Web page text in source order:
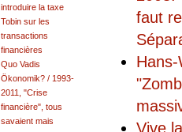
faut
Vive
introduire la taxe
Tobin sur les
transactions
financières
Quo Vadis
Ökonomik? / 1993-
2011, "Crise
financière", tous
savaient mais